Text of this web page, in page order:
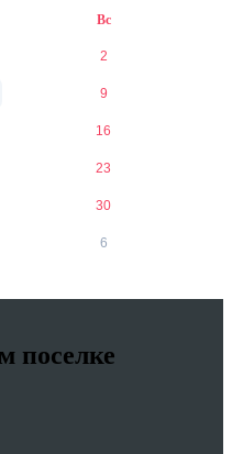
Вс
2
9
16
23
30
6
поселке